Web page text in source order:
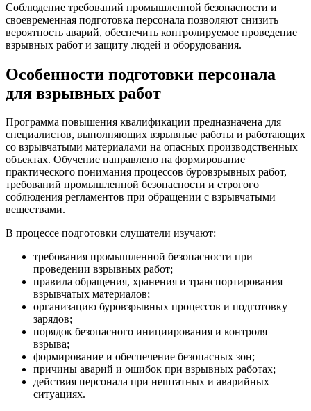
Соблюдение требований промышленной безопасности и
своевременная подготовка персонала позволяют снизить
вероятность аварий, обеспечить контролируемое проведение
взрывных работ и защиту людей и оборудования.
Особенности подготовки персонала
для взрывных работ
Программа повышения квалификации предназначена для
специалистов, выполняющих взрывные работы и работающих
со взрывчатыми материалами на опасных производственных
объектах. Обучение направлено на формирование
практического понимания процессов буровзрывных работ,
требований промышленной безопасности и строгого
соблюдения регламентов при обращении с взрывчатыми
веществами.
В процессе подготовки слушатели изучают:
требования промышленной безопасности при
проведении взрывных работ;
правила обращения, хранения и транспортирования
взрывчатых материалов;
организацию буровзрывных процессов и подготовку
зарядов;
порядок безопасного инициирования и контроля
взрыва;
формирование и обеспечение безопасных зон;
причины аварий и ошибок при взрывных работах;
действия персонала при нештатных и аварийных
ситуациях.